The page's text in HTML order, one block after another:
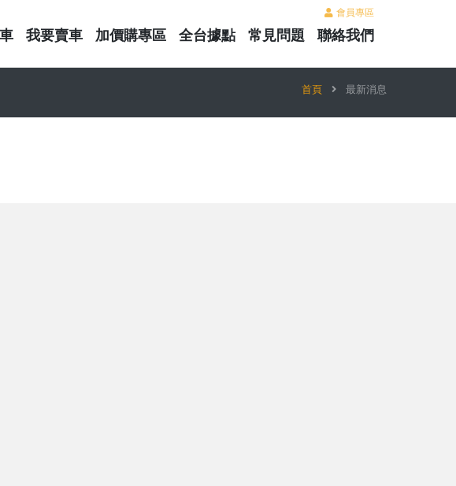
會員專區
我要賣車 加價購專區 全台據點 常見問題 聯絡我們
首頁 最新消息